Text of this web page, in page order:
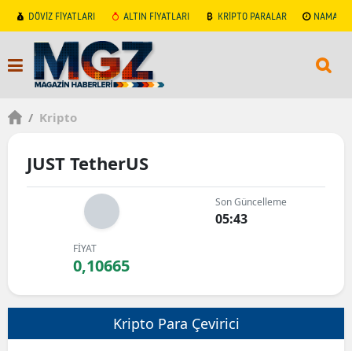
DÖVİZ FİYATLARI ALTIN FİYATLARI KRİPTO PARALAR NAMAZ
/ Kripto
JUST TetherUS
Son Güncelleme
05:43
FİYAT
0,10665
Kripto Para Çevirici